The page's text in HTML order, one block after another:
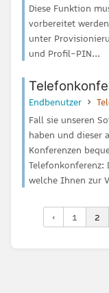
Diese Funktion
vorbereitet werden
unter
und Profil-PIN...
Endbenutzer
Fall sie unseren
haben und dieser
Konferenzen
Telefonkonferenz:
welche Ihnen zur
‹ 1 2